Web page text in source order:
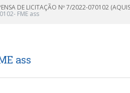
DE LICITAÇÃO Nº 7/2022-070102
FME ass
ass